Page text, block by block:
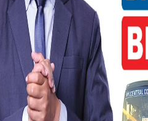
शोक मनाउन भन्दै
दैनिकमा छ ।